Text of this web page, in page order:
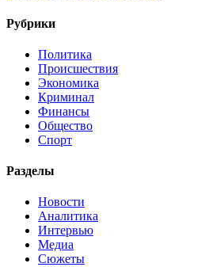
Рубрики
Политика
Происшествия
Экономика
Криминал
Финансы
Общество
Спорт
Разделы
Новости
Аналитика
Интервью
Медиа
Сюжеты